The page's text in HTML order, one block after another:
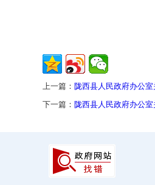
上一篇： 陇西县人民政府办公
下一篇： 陇西县人民政府办公